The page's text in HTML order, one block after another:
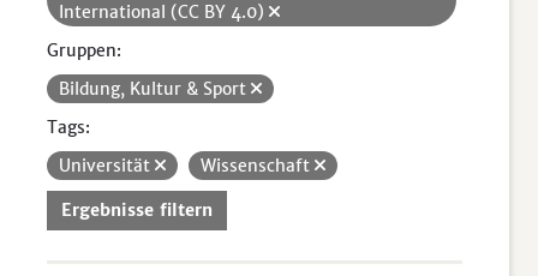
International (CC BY 4.0)
Gruppen:
Bildung, Kultur & Sport
Tags:
Universität
Wissenschaft
Ergebnisse filtern